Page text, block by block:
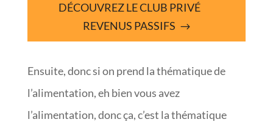
DÉCOUVREZ LE CLUB PRIVÉ
REVENUS PASSIFS
Ensuite, donc si on prend la thématique de
l’alimentation, eh bien vous avez
l’alimentation, donc ça, c’est la thématique